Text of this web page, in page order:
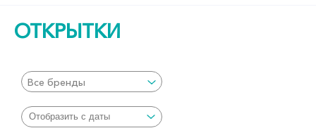
ОТКРЫТКИ
Все бренды